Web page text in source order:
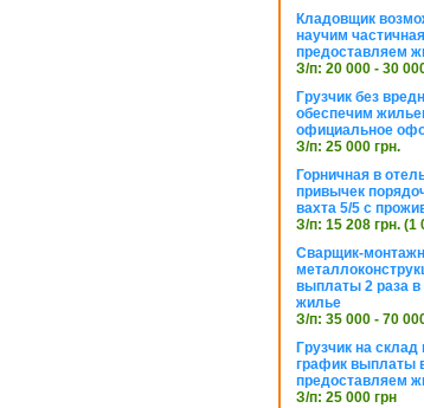
Кладовщик
научим
предоставляем
З/п: 20 000 - 30
Грузчик без
обеспечим
официальное
З/п: 25 000 грн.
Горничная в
привычек
вахта 5/5 с
З/п: 15 208 грн. (1
Сварщик-
выплаты 2 раза
жилье
З/п: 35 000 - 70
Грузчик на
график выплаты
предоставляем
З/п: 25 000 грн